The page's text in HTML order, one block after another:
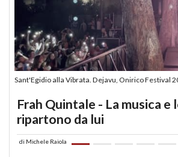
Sant'Egidio alla Vibrata. Dejavu, Onirico Festival
Frah Quintale - La musica
ripartono da lui
di Michele Raiola